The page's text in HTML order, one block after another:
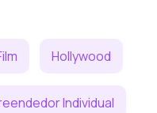
Hollywood
Individual